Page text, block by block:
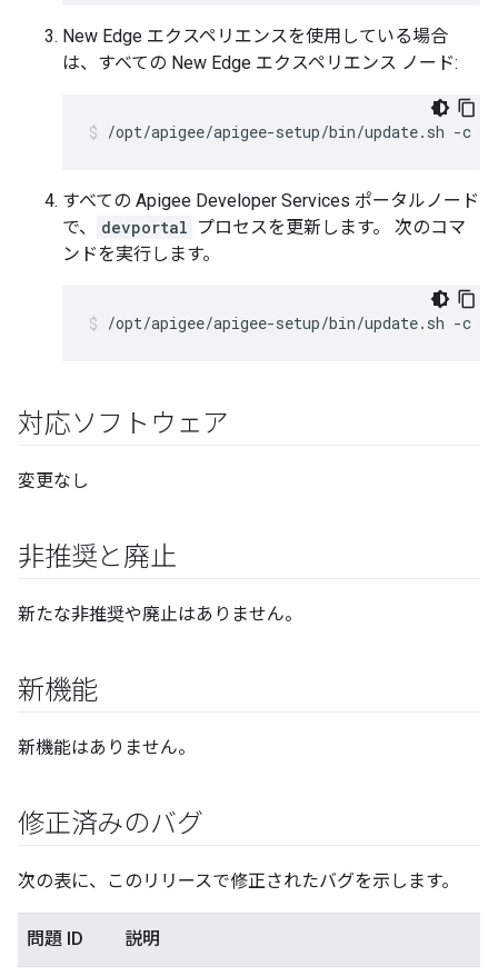
New Edge エクスペリエンスを使用している場合
は、すべての New Edge エクスペリエンス ノード:
/opt/apigee/apigee-setup/bin/update.sh -c
すべての Apigee Developer Services ポータルノード
で、
devportal プロセスを更新します。 次のコマ
ンドを実行します。
/opt/apigee/apigee-setup/bin/update.sh -c
対応ソフトウェア
変更なし
非推奨と廃止
新たな非推奨や廃止はありません。
新機能
新機能はありません。
修正済みのバグ
次の表に、このリリースで修正されたバグを示します。
問題 ID 説明